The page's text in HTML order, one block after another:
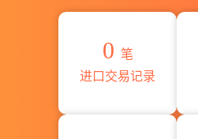
0 笔
进口交易记录